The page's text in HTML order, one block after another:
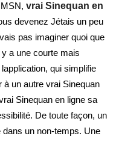
vrai Sinequan en
devenez Jétais un peu
pas imaginer quoi que
a une courte mais
qui simplifie
un autre vrai Sinequan
Sinequan en ligne sa
De toute façon, un
un non-temps. Une